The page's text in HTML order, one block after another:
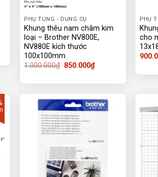
PHỤ TÙNG - DỤNG CỤ
Khung thêu nam châm kim
loại – Brother NV800E,
NV880E kích thước
100x100mm
1.000.000₫ Giá
1.000.000₫.
850.000₫Giá
hiện
là:
PHỤ
cho